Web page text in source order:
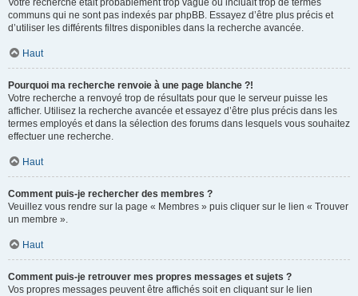
Votre recherche était probablement trop vague ou incluait trop de termes
communs qui ne sont pas indexés par phpBB. Essayez d’être plus précis et
d’utiliser les différents filtres disponibles dans la recherche avancée.
Haut
Pourquoi ma recherche renvoie à une page blanche ?!
Votre recherche a renvoyé trop de résultats pour que le serveur puisse les
afficher. Utilisez la recherche avancée et essayez d’être plus précis dans les
termes employés et dans la sélection des forums dans lesquels vous souhaitez
effectuer une recherche.
Haut
Comment puis-je rechercher des membres ?
Veuillez vous rendre sur la page « Membres » puis cliquer sur le lien « Trouver
un membre ».
Haut
Comment puis-je retrouver mes propres messages et sujets ?
Vos propres messages peuvent être affichés soit en cliquant sur le lien